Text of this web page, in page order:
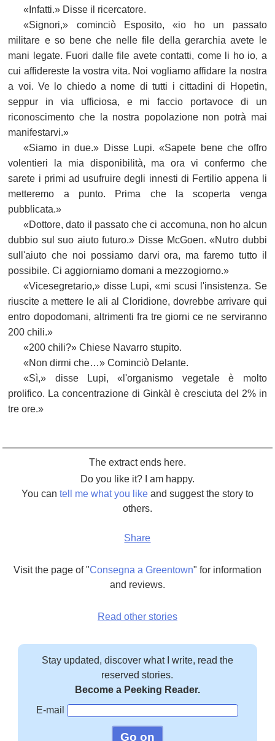
«Infatti.» Disse il ricercatore.
«Signori,» cominciò Esposito, «io ho un passato
militare e so bene che nelle file della gerarchia avete le
mani legate. Fuori dalle file avete contatti, come li ho io, a
cui affidereste la vostra vita. Noi vogliamo affidare la nostra
a voi. Ve lo chiedo a nome di tutti i cittadini di Hopetin,
seppur in via ufficiosa, e mi faccio portavoce di un
riconoscimento che la nostra popolazione non potrà mai
manifestarvi.»
«Siamo in due.» Disse Lupi. «Sapete bene che offro
volentieri la mia disponibilità, ma ora vi confermo che
sarete i primi ad usufruire degli innesti di Fertilio appena li
metteremo a punto. Prima che la scoperta venga
pubblicata.»
«Dottore, dato il passato che ci accomuna, non ho alcun
dubbio sul suo aiuto futuro.» Disse McGoen. «Nutro dubbi
sull'aiuto che noi possiamo darvi ora, ma faremo tutto il
possibile. Ci aggiorniamo domani a mezzogiorno.»
«Vicesegretario,» disse Lupi, «mi scusi l'insistenza. Se
riuscite a mettere le ali al Cloridione, dovrebbe arrivare qui
entro dopodomani, altrimenti fra tre giorni ce ne serviranno
200 chili.»
«200 chili?» Chiese Navarro stupito.
«Non dirmi che…» Cominciò Delante.
«Sì,» disse Lupi, «l'organismo vegetale è molto
prolifico. La concentrazione di Ginkàl è cresciuta del 2% in
tre ore.»
The extract ends here.
Do you like it? I am happy.
You can tell me what you likeand suggest the story to
others.
Share
Visit the page of "Consegna a Greentown" for information
and reviews.
Read other stories
Stay updated, discover what I write, read the
reserved stories.
Become a Peeking Reader.
E-mail
Go on